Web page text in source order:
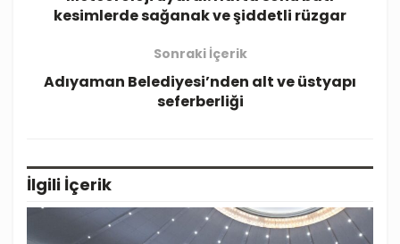
kesimlerde sağanak ve şiddetli rüzgar
Sonraki İçerik
Adıyaman Belediyesi’nden alt ve üstyapı
seferberliği
İlgili İçerik